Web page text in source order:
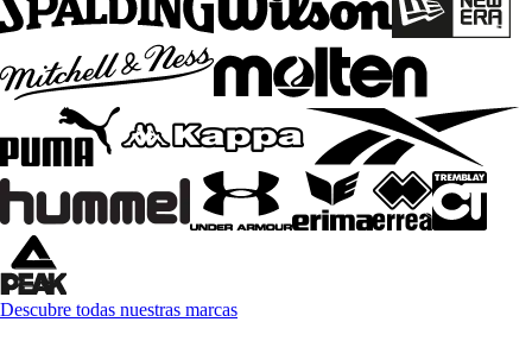
Descubre todas nuestras marcas